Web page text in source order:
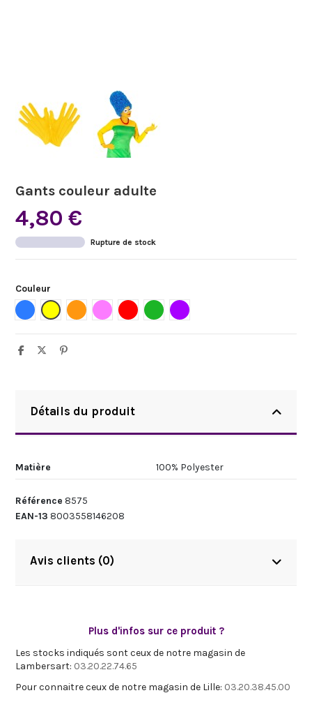
Gants couleur adulte
4,80 €
Rupture de stock
Couleur
Bleu
Jaune Orange Rose Rouge Vert Violet
Détails du produit
Matière 100% Polyester
Référence 8575
EAN-13 8003558146208
Avis clients (0)
Plus d'infos sur ce produit ?
Les stocks indiqués sont ceux de notre magasin de
Lambersart: 03.20.22.74.65
Pour connaitre ceux de notre magasin de Lille: 03.20.38.45.00